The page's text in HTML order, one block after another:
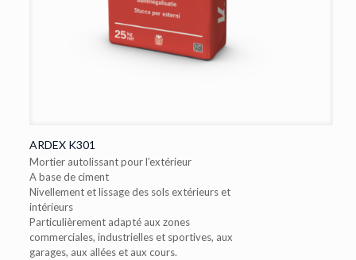
ARDEX K301
Mortier autolissant pour l’extérieur
A base de ciment
Nivellement et lissage des sols extérieurs et
intérieurs
Particulièrement adapté aux zones
commerciales, industrielles et sportives, aux
garages, aux allées et aux cours.